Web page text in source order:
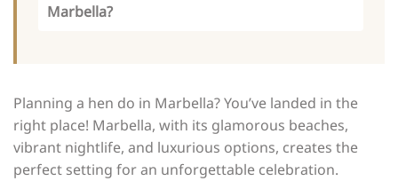
Marbella?
Planning a hen do in Marbella? You’ve landed in the
right place! Marbella, with its glamorous beaches,
vibrant nightlife, and luxurious options, creates the
perfect setting for an unforgettable celebration.